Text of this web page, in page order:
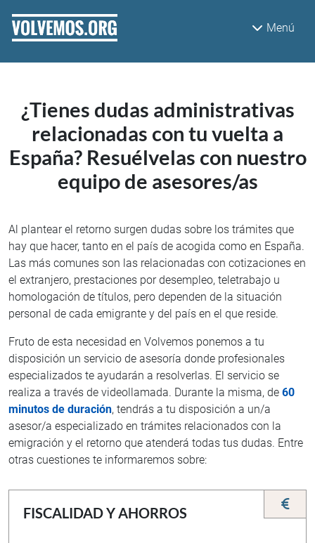
Menú
¿Tienes dudas administrativas
relacionadas con tu vuelta a
España? Resuélvelas con nuestro
equipo de asesores/as
Al plantear el retorno surgen dudas sobre los trámites que
hay que hacer, tanto en el país de acogida como en España.
Las más comunes son las relacionadas con cotizaciones en
el extranjero, prestaciones por desempleo, teletrabajo u
homologación de títulos, pero dependen de la situación
personal de cada emigrante y del país en el que reside.
Fruto de esta necesidad en Volvemos ponemos a tu
disposición un servicio de asesoría donde profesionales
especializados te ayudarán a resolverlas. El servicio se
realiza a través de videollamada. Durante la misma, de 60
minutos de duración, tendrás a tu disposición a un/a
asesor/a especializado en trámites relacionados con la
emigración y el retorno que atenderá todas tus dudas. Entre
otras cuestiones te informaremos sobre:
FISCALIDAD Y AHORROS